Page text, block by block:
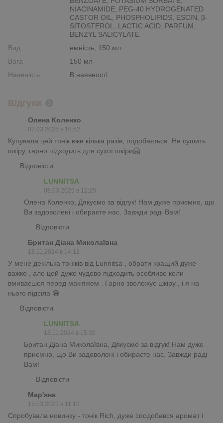
NIACINAMIDE, PEG-40 HYDROGENATED
CASTOR OIL, PHOSPHOLIPIDS, ESCIN, β-
SITOSTEROL, LACTIC ACID, PARFUM,
BENZYL SALICYLATE
Вид
емність, 150 мл
Вага
150 мл
Наявність
В наявності
Відгуки
Олена Коленко
07.03.2025 в 16:52
Купувала цей тонік вже кілька разів, подобається. Не сушить
шкіру, гарно підходить для сухої шкіри🤗
Відповісти
LUNNITSA
08.03.2025 в 12:25
Олена Коленко, Дякуємо за відгук! Нам дуже приємно, що
Ви задоволені і обираєте нас. Завжди раді Вам!
Відповісти
Британ Діана Миколаївна
18.11.2024 в 14:12
У мене декілька тоніків від Lunnitsa , обрати кращий дуже
важко , але цей дуже чудово підходить особливо коли
вмиваєшся перед макіяжем . Гарно зволожує шкіру , і я на
нього підсіла 😁
Відповісти
LUNNITSA
18.11.2024 в 15:39
Британ Діана Миколаївна, Дякуємо за відгук! Нам дуже
приємно, що Ви задоволені і обираєте нас. Завжди раді
Вам!
Відповісти
Мар'яна
15.03.2023 в 11:12
Спробувала новинку - тонік Rich, дуже сподобався аромат і